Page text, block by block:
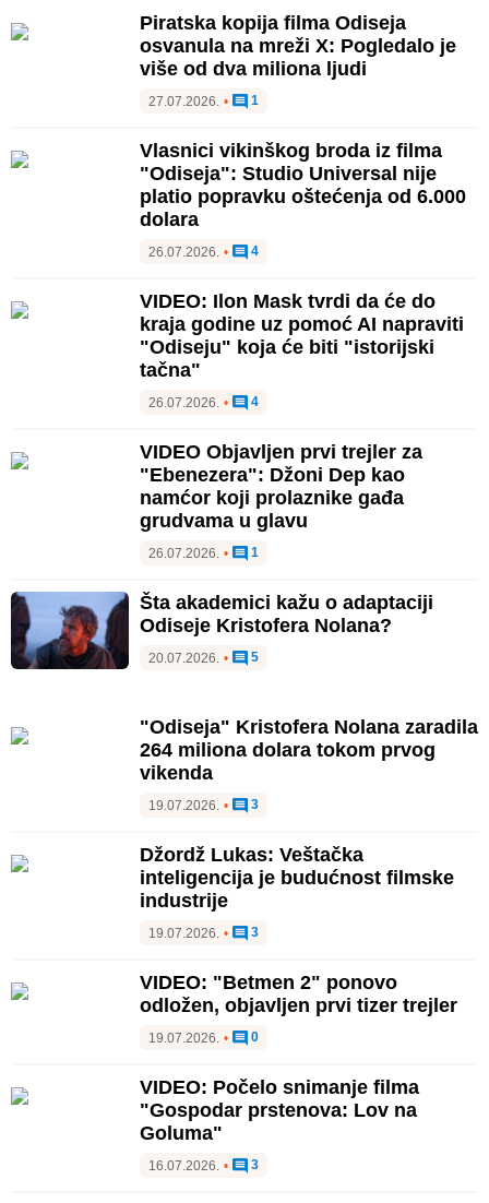
Piratska kopija filma Odiseja
osvanula na mreži X: Pogledalo je
više od dva miliona ljudi
27.07.2026. • 1
Vlasnici vikinškog broda iz filma
"Odiseja": Studio Universal nije
platio popravku oštećenja od 6.000
dolara
26.07.2026. • 4
VIDEO: Ilon Mask tvrdi da će do
kraja godine uz pomoć AI napraviti
"Odiseju" koja će biti "istorijski
tačna"
26.07.2026. • 4
VIDEO Objavljen prvi trejler za
"Ebenezera": Džoni Dep kao
namćor koji prolaznike gađa
grudvama u glavu
26.07.2026. • 1
Šta akademici kažu o adaptaciji
Odiseje Kristofera Nolana?
20.07.2026. • 5
"Odiseja" Kristofera Nolana zaradila
264 miliona dolara tokom prvog
vikenda
19.07.2026. • 3
Džordž Lukas: Veštačka
inteligencija je budućnost filmske
industrije
19.07.2026. • 3
VIDEO: "Betmen 2" ponovo
odložen, objavljen prvi tizer trejler
19.07.2026. • 0
VIDEO: Počelo snimanje filma
"Gospodar prstenova: Lov na
Goluma"
16.07.2026. • 3